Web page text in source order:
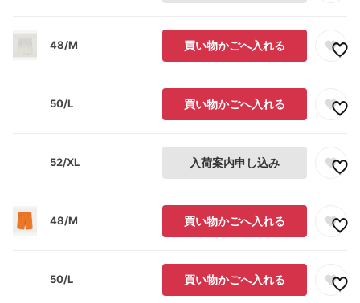
48/M 買い物かごへ入れる
50/L 買い物かごへ入れる
52/XL 入荷案内申し込み
48/M 買い物かごへ入れる
50/L 買い物かごへ入れる